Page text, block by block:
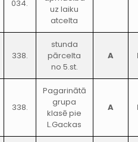
034.
uz laiku
atcelta
338.
stunda
pārcelta
no 5.st.
A
338.
Pagarinātā
grupa
klasē pie
L.Gackas
A